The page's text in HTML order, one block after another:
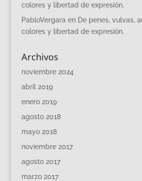
colores y libertad de expresión.
PabloVergara en De penes, vulvas,
colores y libertad de expresión.
Archivos
noviembre 2024
abril 2019
enero 2019
agosto 2018
mayo 2018
noviembre 2017
agosto 2017
marzo 2017